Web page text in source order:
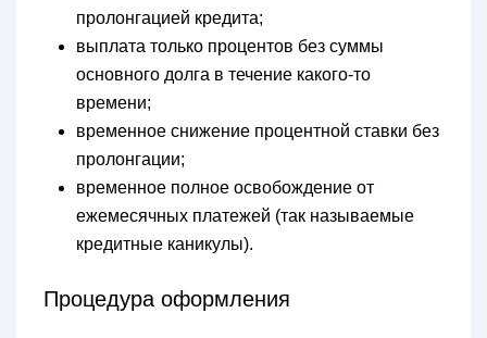
пролонгацией кредита;
выплата только процентов без суммы
основного долга в течение какого-то
времени;
временное снижение процентной ставки без
пролонгации;
временное полное освобождение от
ежемесячных платежей (так называемые
кредитные каникулы).
Процедура оформления